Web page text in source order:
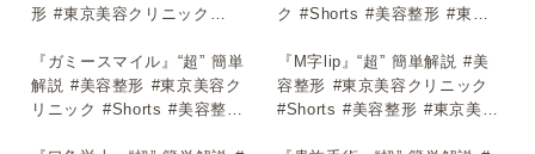
形 #東京美容クリニック
クリニック #Shorts
ク #Shorts #美容整形 #東京
▶
『ガミースマイル』“超” 簡単
解説 #美容整形 #東京美容ク
リニック #Shorts #美容整形
▶
『M字lip』“超” 簡単解説 #美
容整形 #東京美容クリニック
#Shorts #美容整形 #東京美容